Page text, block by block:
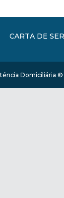
CARTA DE
Domiciliária